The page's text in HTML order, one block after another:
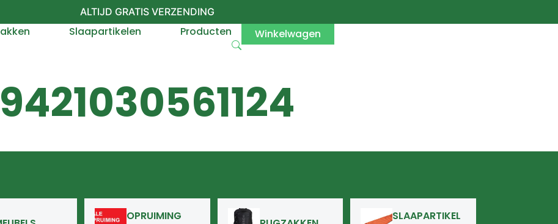
ALTIJD GRATIS VERZENDING
Slaapartikelen Producten Winkelwagen
9421030561124
OPRUIMING
SLAAPARTIKEL